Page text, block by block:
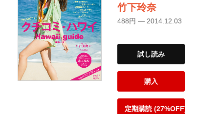
竹下玲奈
488円 — 2014.12.03
試し読み
購入
定期購読 (27%OFF)